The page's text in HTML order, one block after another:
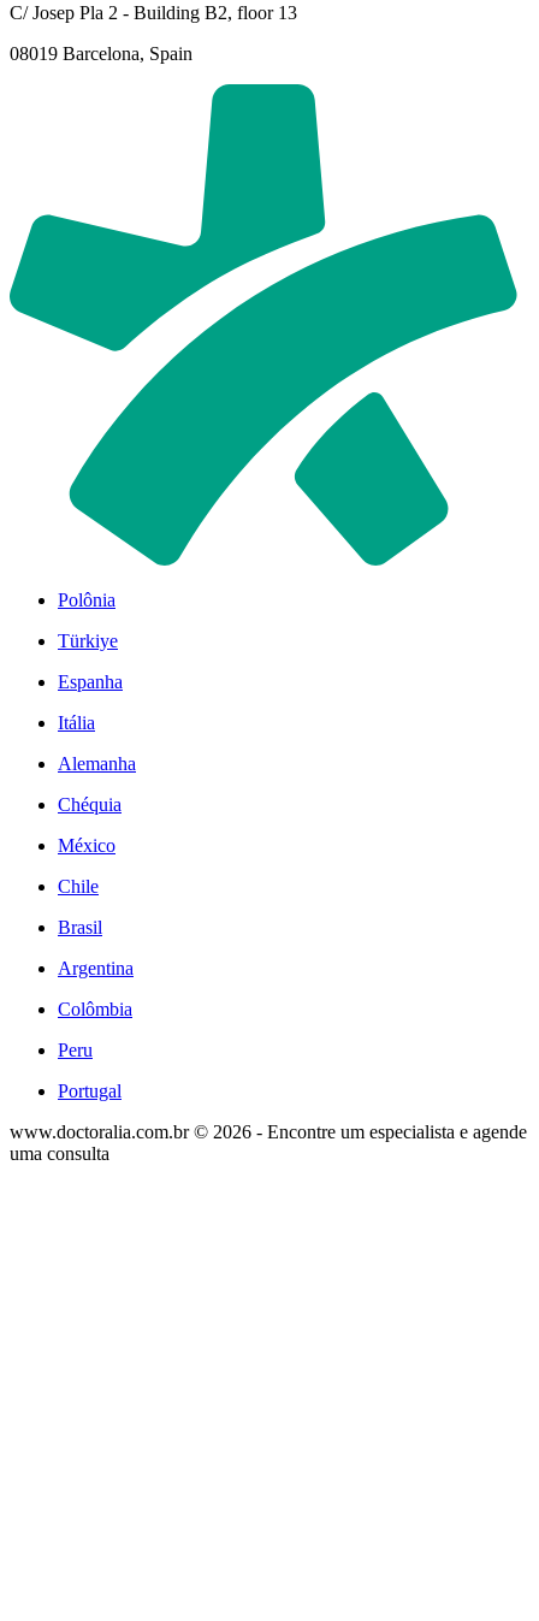
C/ Josep Pla 2 - Building B2, floor 13
08019 Barcelona, Spain
Polônia
Türkiye
Espanha
Itália
Alemanha
Chéquia
México
Chile
Brasil
Argentina
Colômbia
Peru
Portugal
www.doctoralia.com.br © 2026 - Encontre um especialista e agende
uma consulta